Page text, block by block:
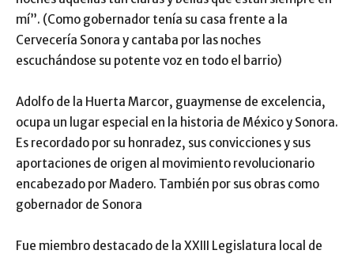
mí”. (Como gobernador tenía su casa frente a la
Cervecería Sonora y cantaba por las noches
escuchándose su potente voz en todo el barrio)
Adolfo de la Huerta Marcor, guaymense de excelencia,
ocupa un lugar especial en la historia de México y Sonora.
Es recordado por su honradez, sus convicciones y sus
aportaciones de origen al movimiento revolucionario
encabezado por Madero. También por sus obras como
gobernador de Sonora
Fue miembro destacado de la XXIII Legislatura local de